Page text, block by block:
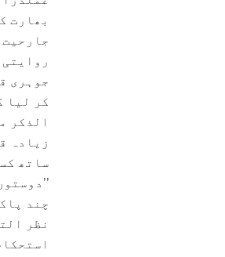
بھارت
جوہری
کر لیا
الذکر
زیادہ
ساتھ
چند
نظر